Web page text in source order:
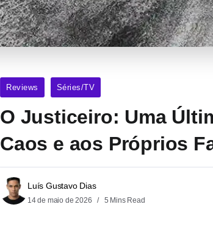
Reviews Séries/TV
O Justiceiro: Uma
Caos e aos Próprios
Luís Gustavo Dias
14 de maio de 2026 5 Mins Read